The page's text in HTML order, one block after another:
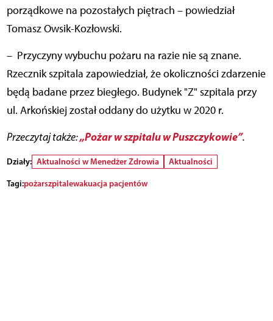
porządkowe na pozostałych piętrach – powiedział
Tomasz Owsik-Kozłowski.
– Przyczyny wybuchu pożaru na razie nie są znane.
Rzecznik szpitala zapowiedział, że okoliczności zdarzenie
będą badane przez biegłego. Budynek "Z" szpitala przy
ul. Arkońskiej został oddany do użytku w 2020 r.
Przeczytaj także:„Pożar w szpitalu w Puszczykowie”.
Działy: Aktualności w Menedżer Zdrowia
Aktualności
Tagi:pożarszpitalewakuacja pacjentów